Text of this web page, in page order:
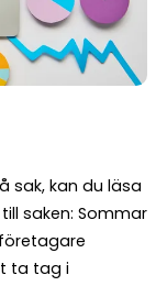
sak, kan du läsa
till saken: Sommar
ta tag i